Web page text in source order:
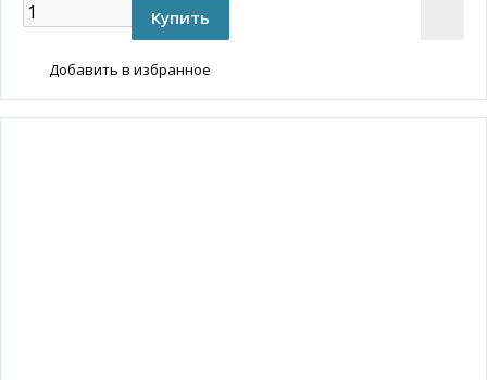
Добавить в избранное